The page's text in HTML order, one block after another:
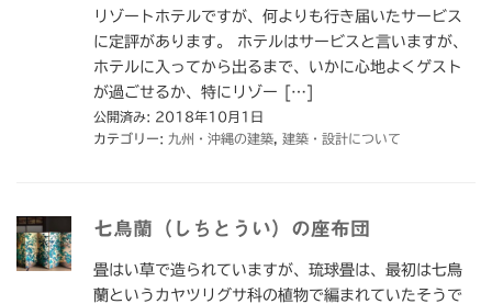
リゾートホテルですが、何よりも行き届いたサービス
に定評があります。 ホテルはサービスと言いますが、
ホテルに入ってから出るまで、いかに心地よくゲスト
が過ごせるか、特にリゾー […]
公開済み: 2018年10月1日
カテゴリー: 九州・沖縄の建築 建築・設計について
七鳥蘭（しちとうい）の座布団
畳はい草で造られていますが、琉球畳は、最初は七鳥
蘭というカヤツリグサ科の植物で編まれていたそうで